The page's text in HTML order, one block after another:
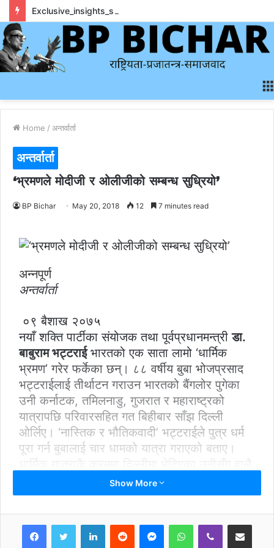
Home / अन्तर्वार्ता
अन्तर्वार्ता
‘भ्रमणले मोदीजी र ओलीजीको सम्बन्ध सुध्रियो’
BP Bichar May 20, 2018 12 7 minutes read
अन्नपूर्ण
अन्तर्वार्ता
०९ बैशाख २०७५
नयाँ शक्ति पार्टीका संयोजक तथा पूर्वप्रधानमन्त्रीडा.
बाबुराम भट्टराईभारतको एक साता लामो ‘धार्मिक
भ्रमण’ गरेर फर्केका छन्। ८८ वर्षीय बुबा भोजप्रसाद
भट्टराईलाई तीर्थाटन गराउन भारतको बैंगलोर पुगेका
उनी कर्नाटक, तमिलनाडु, गुजरात र महाराष्ट्रको
यात्रापछि परिवारसहित गत बिहीबार साँझ दिल्ली
ओर्लिए। ‘नास्तिक र भौतिकवादी’ भट्टराईले पुत्र धर्म
पूरा गर्न बुबालाई चार धामको यात्रा गराएको बताए।
सम्पन्न प्रधानमन्त्री केपी शर्मा ओलीको भारत
भ्रमणलगायत नेपालको छिमेक सम्बन्धका विषयमा
केन्द्रित रहेर अन्नपूर्णकर्मीआशा थपलियाले कुराकानी
गरेकी थिइन्। प्रस्तुत छ, कुराकानीको सम्पादित अंश :
Show More
LinkedInReddit MessengerWhatsAppViber Share via Email